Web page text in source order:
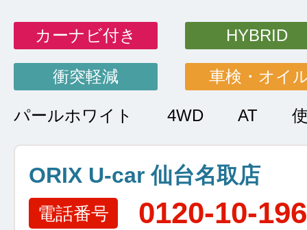
カーナビ付き HYBRID
衝突軽減 車検・オイ
パールホワイト 4WD AT
ORIX U-car 仙台名取店
電話番号 0120-10-